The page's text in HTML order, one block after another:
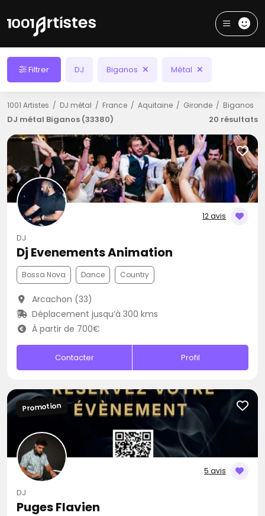
Filtrer DJ Biganos Métal
1001 Artistes DJ métal France Aquitaine Gironde Biganos
DJ métal Biganos (33380) 20 résultats
12 avis
DJ
Dj Evenements Animation
Bossa Nova Dance Country
Arcachon (33)
Déplacement jusqu’à 300 kms
À partir de 700€
Contacter Profil
5 avis
Promotion
DJ
Puges Flavien